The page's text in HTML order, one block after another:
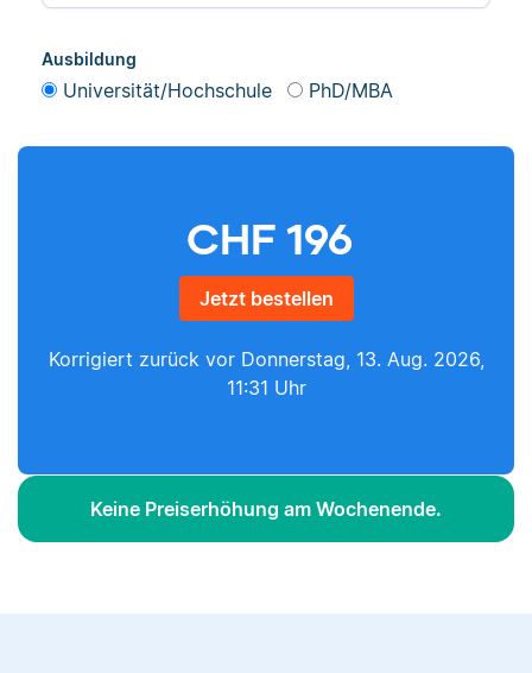
Ausbildung
Universität/Hochschule PhD/MBA
CHF 196
Jetzt bestellen
Korrigiert zurück vor Donnerstag, 13. Aug. 2026,
11:31 Uhr
Keine Preiserhöhung am Wochenende.